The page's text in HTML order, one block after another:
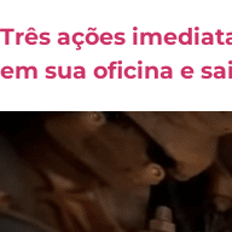
Três ações
em sua oficina e